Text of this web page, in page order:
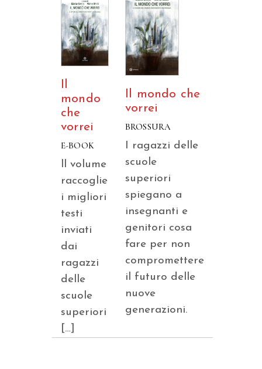
mondo
che
vorrei
E-BOOK
ll volume
raccoglie
i migliori
testi
inviati
dai
ragazzi
delle
scuole
superiori
[…]
Il mondo che
vorrei
BROSSURA
I ragazzi delle
scuole
superiori
spiegano a
insegnanti e
genitori cosa
fare per non
compromettere
il futuro delle
nuove
generazioni.